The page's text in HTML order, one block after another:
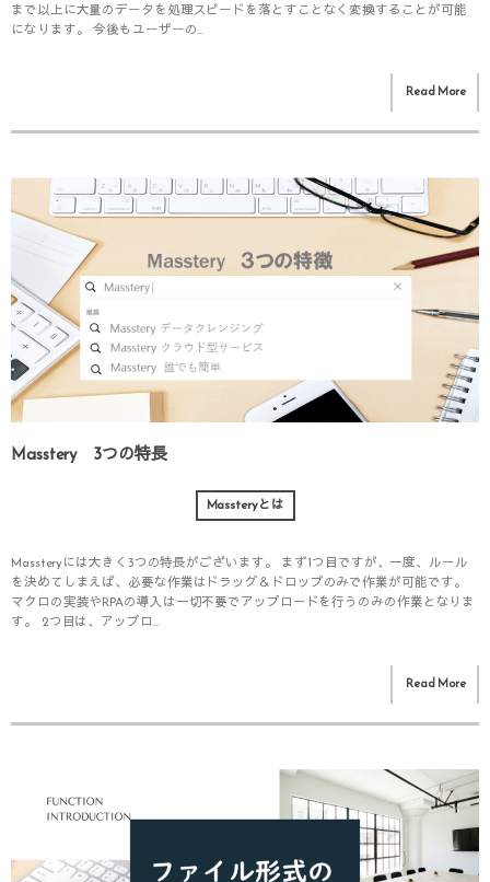
まで以上に大量のデータを処理スピードを落とすことなく変換することが可能
になります。 今後もユーザーの...
Read More
Masstery 3つの特長
Massteryとは
Massteryには大きく3つの特長がございます。 まず1つ目ですが、一度、ルール
を決めてしまえば、必要な作業はドラッグ＆ドロップのみで作業が可能です。
マクロの実装やRPAの導入は一切不要でアップロードを行うのみの作業となりま
す。 2つ目は、アップロ...
Read More